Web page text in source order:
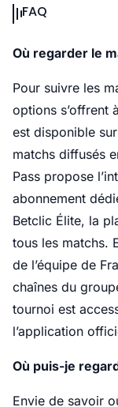
FAQ
Où regarder le
Pour suivre les
options s’offrent
est disponible
matchs diffusés
Pass propose
abonnement
Betclic Élite, la
tous les matchs.
de l’équipe de
chaînes du
tournoi est
l’application
Où puis-je
Envie de savoir